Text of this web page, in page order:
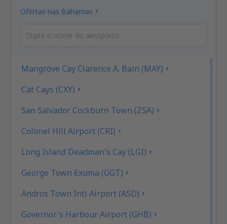
Ofertas nas Bahamas
Mangrove Cay Clarence A. Bain (MAY)
Cat Cays (CXY)
San Salvador Cockburn Town (ZSA)
Colonel Hill Airport (CRI)
Long Island Deadman's Cay (LGI)
George Town Exuma (GGT)
Andros Town Intl Airport (ASD)
Governor's Harbour Airport (GHB)